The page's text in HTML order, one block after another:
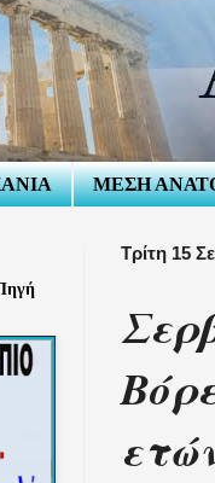
ΜΕΣΗ
Τρίτη 15